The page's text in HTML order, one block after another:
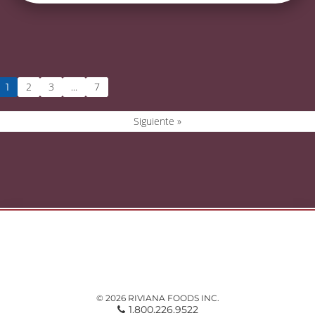
1 2 3 … 7
Siguiente »
© 2026 RIVIANA FOODS INC.
1.800.226.9522